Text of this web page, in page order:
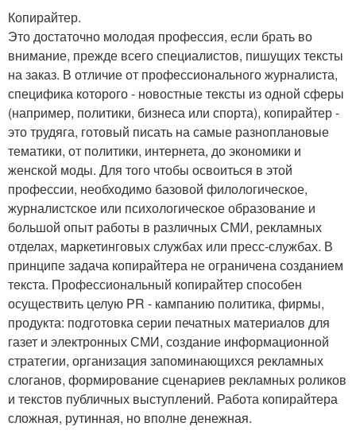
Копирайтер.
Это достаточно молодая профессия, если брать во
внимание, прежде всего специалистов, пишущих тексты
на заказ. В отличие от профессионального журналиста,
специфика которого - новостные тексты из одной сферы
(например, политики, бизнеса или спорта), копирайтер -
это трудяга, готовый писать на самые разноплановые
тематики, от политики, интернета, до экономики и
женской моды. Для того чтобы освоиться в этой
профессии, необходимо базовой филологическое,
журналистское или психологическое образование и
большой опыт работы в различных СМИ, рекламных
отделах, маркетинговых службах или пресс-службах. В
принципе задача копирайтера не ограничена созданием
текста. Профессиональный копирайтер способен
осуществить целую PR - кампанию политика, фирмы,
продукта: подготовка серии печатных материалов для
газет и электронных СМИ, создание информационной
стратегии, организация запоминающихся рекламных
слоганов, формирование сценариев рекламных роликов
и текстов публичных выступлений. Работа копирайтера
сложная, рутинная, но вполне денежная.